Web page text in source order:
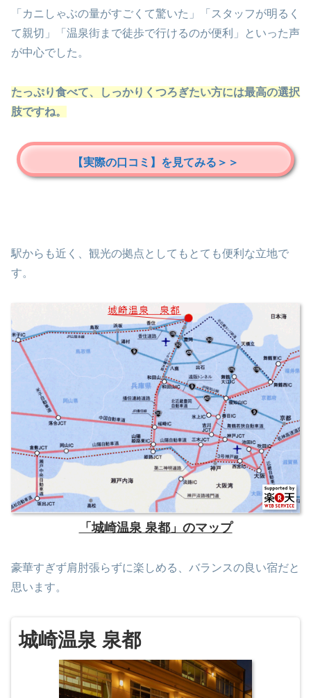
「カニしゃぶの量がすごくて驚いた」「スタッフが明るく
て親切」「温泉街まで徒歩で行けるのが便利」といった声
が中心でした。
たっぷり食べて、しっかりくつろぎたい方には最高の選択
肢ですね。
【実際の口コミ】を見てみる＞＞
駅からも近く、観光の拠点としてもとても便利な立地で
す。
「城崎温泉 泉都」のマップ
豪華すぎず肩肘張らずに楽しめる、バランスの良い宿だと
思います。
城崎温泉 泉都